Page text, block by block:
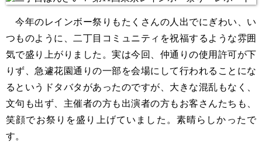
今年のレインボー祭りもたくさんの人出でにぎわい、い
つものように、二丁目コミュニティを祝福するような雰囲
気で盛り上がりました。実は今回、仲通りの使用許可が下
りず、急遽花園通りの一部を会場にして行われることにな
るというドタバタがあったのですが、大きな混乱もなく、
文句も出ず、主催者の方も出演者の方もお客さんたちも、
笑顔でお祭りを盛り上げていました。素晴らしかったで
す。